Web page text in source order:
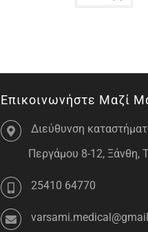
Επικοινωνήστε Μαζί
Διεύθυνση
Περγάμου 8-12, Ξάνθη,
25410 64770